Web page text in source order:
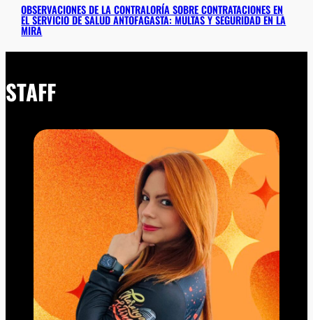
OBSERVACIONES DE LA CONTRALORÍA SOBRE CONTRATACIONES EN
EL SERVICIO DE SALUD ANTOFAGASTA: MULTAS Y SEGURIDAD EN LA
MIRA
STAFF